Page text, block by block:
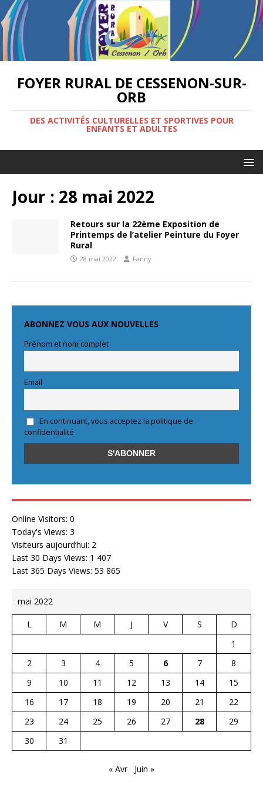
FOYER RURAL DE CESSENON-SUR-
ORB
DES ACTIVITÉS CULTURELLES ET SPORTIVES POUR
ENFANTS ET ADULTES
Jour : 28 mai 2022
Retours sur la 22ème Exposition de
Printemps de l’atelier Peinture du Foyer
Rural
28 mai 2022 Fanny
ABONNEZ VOUS AUX NOUVELLES
Prénom et nom complet
Email
En continuant, vous acceptez la politique de
confidentialité
Online Visitors: 0
Today's Views: 3
Visiteurs aujourd’hui: 2
Last 30 Days Views: 1 407
Last 365 Days Views: 53 865
mai 2022
L M M J V S
D
1
2
3 4 5 6 7
8
9
10 11 12 13 14
15
16
17 18 19 20 21
22
23
24 25 26 27 28
29
30
31
« Avr Juin »